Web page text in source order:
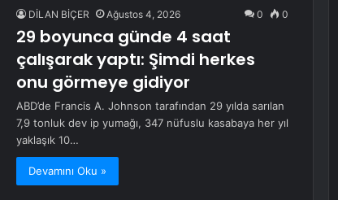
DİLAN BİÇER Ağustos 4, 2026 0 0
29 boyunca günde 4 saat
çalışarak yaptı: Şimdi herkes
onu görmeye gidiyor
ABD’de Francis A. Johnson tarafından 29 yılda sarılan
7,9 tonluk dev ip yumağı, 347 nüfuslu kasabaya her yıl
yaklaşık 10…
Devamını Oku »